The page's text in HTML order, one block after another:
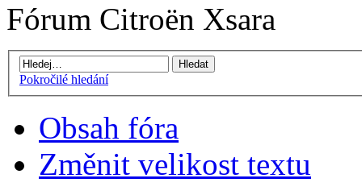
Fórum Citroën Xsara
Pokročilé hledání
Obsah fóra
Změnit velikost textu